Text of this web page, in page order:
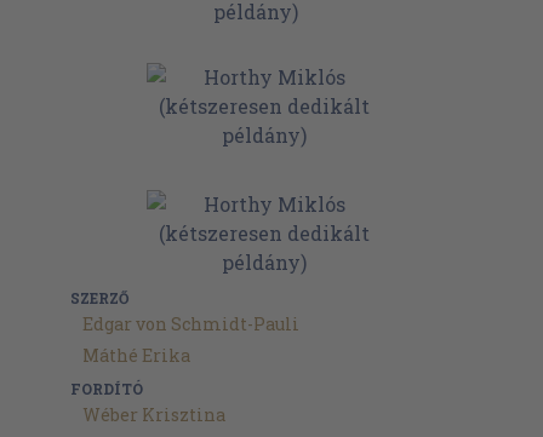
SZERZŐ
Edgar von Schmidt-Pauli
Máthé Erika
FORDÍTÓ
Wéber Krisztina